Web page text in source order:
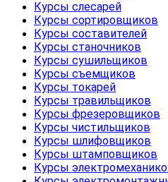
Курсы слесарей
Курсы сортировщиков
Курсы составителей
Курсы станочников
Курсы сушильщиков
Курсы съемщиков
Курсы токарей
Курсы травильщиков
Курсы фрезеровщиков
Курсы чистильщиков
Курсы шлифовщиков
Курсы штамповщиков
Курсы